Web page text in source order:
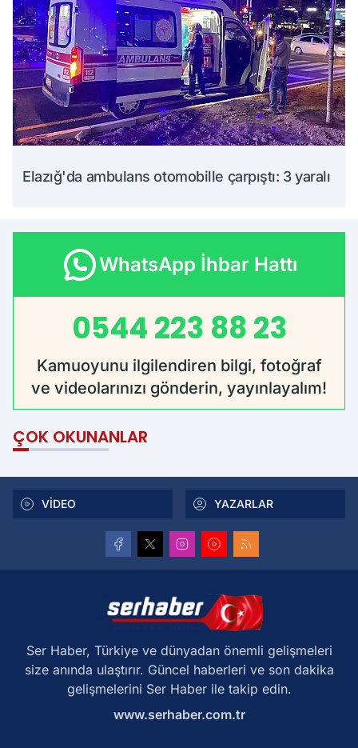
Elazığ'da ambulans otomobille çarpıştı: 3 yaralı
WhatsApp İhbar Hattı
0544 223 88 23
Kamuoyunu ilgilendiren bilgi, fotoğraf
ve videolarınızı gönderin, yayınlayalım!
ÇOK OKUNANLAR
VİDEO YAZARLAR
Ser Haber, Türkiye ve dünyadan önemli gelişmeleri
size anında ulaştırır. Güncel haberleri ve son dakika
gelişmelerini Ser Haber ile takip edin.
www.serhaber.com.tr